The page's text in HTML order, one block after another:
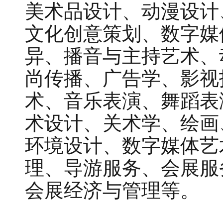
美术品设计、动漫设
文化创意策划、数字
异、播音与主持艺术
尚传播、广告学、影
术、音乐表演、舞蹈
术设计、关术学、绘
环境设计、数字媒体
理、导游服务、会展
会展经济与管理等。